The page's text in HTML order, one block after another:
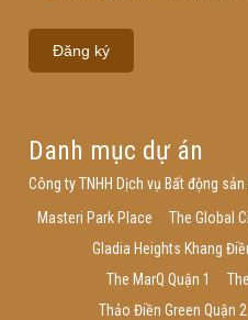
Danh mục dự án
Công ty TNHH Dịch vụ Bất động
Masteri Park Place
The Global
Gladia Heights Khang
The MarQ Quận 1
Thảo Điền Green Quận 2